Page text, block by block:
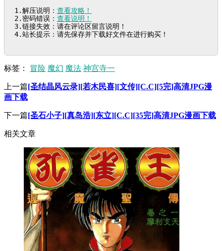
1.解压说明： 查看攻略！
2.密码错误： 查看说明！
3.链接失效：请在评论区留言说明！
4.站长提示：请先保存并下载好文件在进行购买！
标签： 冒险 魔幻 魔法 神宫寺一
上一篇[圣结晶风云录][若木民喜][文传][C.C][5完]高清JPG漫
画下载
下一篇[圣石小子][真岛浩][东立][C.C][35完]高清JPG漫画下载
相关文章